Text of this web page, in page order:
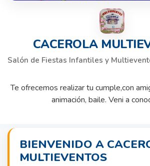
CACEROLA
Salón de Fiestas Infantiles y
Te ofrecemos realizar tu cumple,con
animación, baile. Veni a
BIENVENIDO A
MULTIEVENTOS